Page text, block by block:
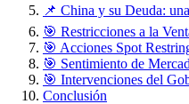
📌 China y su Deuda:
🎯 Restricciones a la
🎯 Acciones Spot
🎯 Sentimiento de
🎯 Intervenciones del
Conclusión